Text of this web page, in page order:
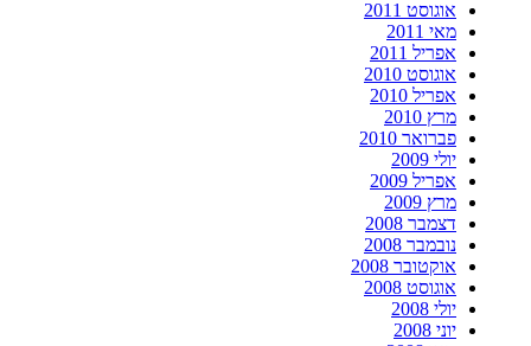
אוגוסט 2011
מאי 2011
אפריל 2011
אוגוסט 2010
אפריל 2010
מרץ 2010
פברואר 2010
יולי 2009
אפריל 2009
מרץ 2009
דצמבר 2008
נובמבר 2008
אוקטובר 2008
אוגוסט 2008
יולי 2008
יוני 2008